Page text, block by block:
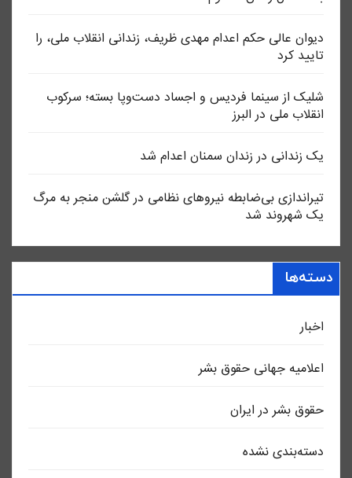
دیوان عالی حکم اعدام مهدی ظریف، زندانی انقلاب ملی، را
تایید کرد
شلیک از سینما فردیس و اجساد دست‌وپا بسته؛ سرکوب
انقلاب ملی در البرز
یک زندانی در زندان سمنان اعدام شد
تیراندازی بی‌ضابطه نیروهای نظامی در گلشن منجر به مرگ
یک شهروند شد
دسته‌ها
اخبار
اعلاميه جهانی حقوق بشر
حقوق بشر در ایران
دسته‌بندی نشده